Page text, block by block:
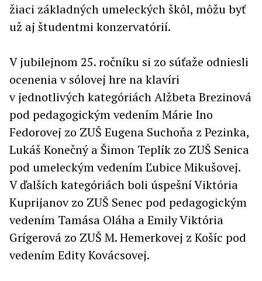
žiaci základných umeleckých škôl, môžu byť
už aj študentmi konzervatórií.
V jubilejnom 25. ročníku si zo súťaže odniesli
ocenenia v sólovej hre na klavíri
v jednotlivých kategóriách Alžbeta Brezinová
pod pedagogickým vedením Márie Ino
Fedorovej zo ZUŠ Eugena Suchoňa z Pezinka,
Lukáš Konečný a Šimon Teplík zo ZUŠ Senica
pod umeleckým vedením Ľubice Mikušovej.
V ďalších kategóriách boli úspešní Viktória
Kuprijanov zo ZUŠ Senec pod pedagogickým
vedením Tamása Oláha a Emily Viktória
Grígerová zo ZUŠ M. Hemerkovej z Košíc pod
vedením Edity Kovácsovej.